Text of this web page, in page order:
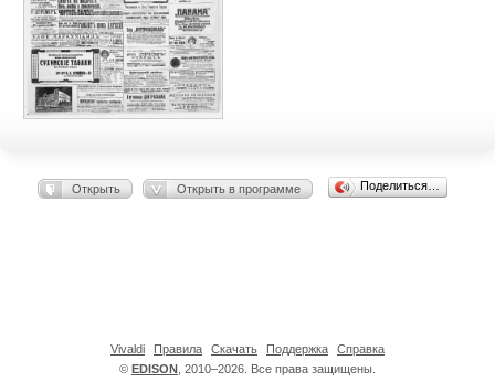
Открыть Открыть в программе Поделиться…
© EDISON , 2010–2026. Все права защищены.
Vivaldi Правила Скачать Поддержка Справка